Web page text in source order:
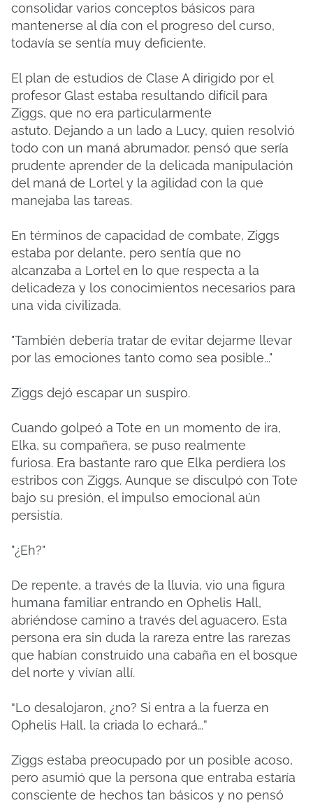
consolidar varios conceptos básicos para
mantenerse al día con el progreso del curso,
todavía se sentía muy deficiente.
El plan de estudios de Clase A dirigido por el
profesor Glast estaba resultando difícil para
Ziggs, que no era particularmente
astuto. Dejando a un lado a Lucy, quien resolvió
todo con un maná abrumador, pensó que sería
prudente aprender de la delicada manipulación
del maná de Lortel y la agilidad con la que
manejaba las tareas.
En términos de capacidad de combate, Ziggs
estaba por delante, pero sentía que no
alcanzaba a Lortel en lo que respecta a la
delicadeza y los conocimientos necesarios para
una vida civilizada.
"También debería tratar de evitar dejarme llevar
por las emociones tanto como sea posible..."
Ziggs dejó escapar un suspiro.
Cuando golpeó a Tote en un momento de ira,
Elka, su compañera, se puso realmente
furiosa. Era bastante raro que Elka perdiera los
estribos con Ziggs. Aunque se disculpó con Tote
bajo su presión, el impulso emocional aún
persistía.
"¿Eh?"
De repente, a través de la lluvia, vio una figura
humana familiar entrando en Ophelis Hall,
abriéndose camino a través del aguacero. Esta
persona era sin duda la rareza entre las rarezas
que habían construido una cabaña en el bosque
del norte y vivían allí.
“Lo desalojaron, ¿no? Si entra a la fuerza en
Ophelis Hall, la criada lo echará…”
Ziggs estaba preocupado por un posible acoso,
pero asumió que la persona que entraba estaría
consciente de hechos tan básicos y no pensó